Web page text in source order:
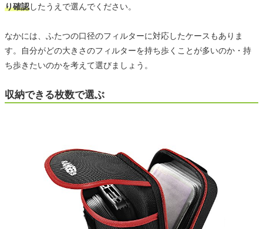
り確認したうえで選んでください。
なかには、ふたつの口径のフィルターに対応したケースもありま
す。自分がどの大きさのフィルターを持ち歩くことが多いのか・持
ち歩きたいのかを考えて選びましょう。
収納できる枚数で選ぶ